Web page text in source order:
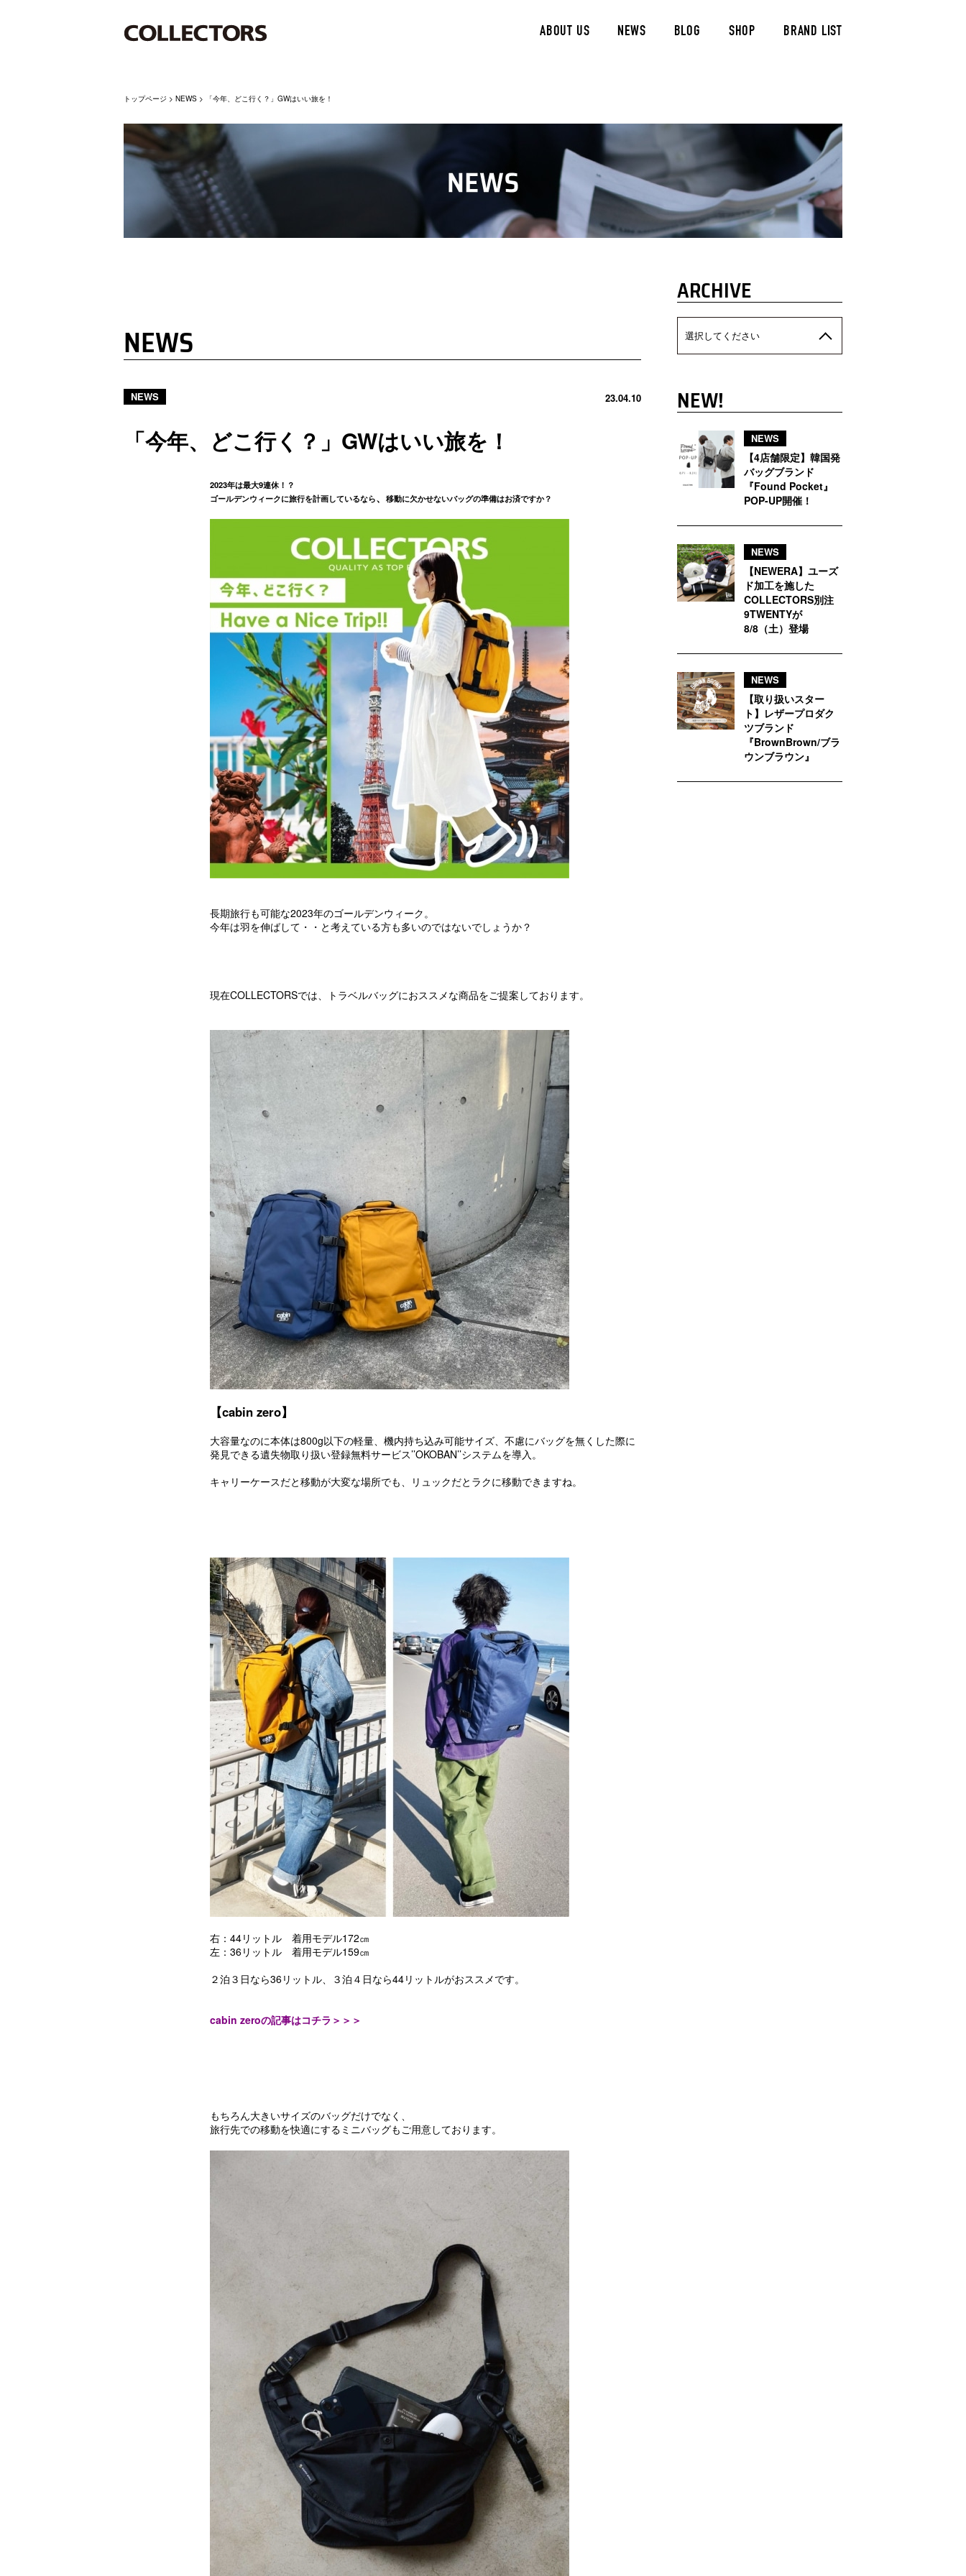
ABOUT US NEWS BLOG SHOP BRAND LIST
トップページ > NEWS > 「今年、どこ行く？」GWはいい旅を！
NEWS
NEWS 23.04.10
「今年、どこ行く？」GWはいい旅を！
2023年は最大9連休！？
ゴールデンウィークに旅行を計画しているなら、 移動に欠かせないバッグの準備はお済ですか？
長期旅行も可能な2023年のゴールデンウィーク。
今年は羽を伸ばして・・と考えている方も多いのではないでしょうか？
現在COLLECTORSでは、トラベルバッグにおススメな商品をご提案しております。
【cabin zero】
大容量なのに本体は800g以下の軽量、機内持ち込み可能サイズ、不慮にバッグを無くした際に
発見できる遺失物取り扱い登録無料サービス’’OKOBAN’’システムを導入。
キャリーケースだと移動が大変な場所でも、リュックだとラクに移動できますね。
右：44リットル 着用モデル172㎝
左：36リットル 着用モデル159㎝
２泊３日なら36リットル、３泊４日なら44リットルがおススメです。
cabin zeroの記事はコチラ＞＞＞
もちろん大きいサイズのバッグだけでなく、
旅行先での移動を快適にするミニバッグもご用意しております。
ARCHIVE
選択してください
NEW!
NEWS
【4店舗限定】韓国発
バッグブランド
『Found Pocket』
POP-UP開催！
NEWS
【NEWERA】ユーズ
ド加工を施した
COLLECTORS別注
9TWENTYが
8/8（土）登場
NEWS
【取り扱いスター
ト】レザープロダク
ツブランド
『BrownBrown/ブラ
ウンブラウン』